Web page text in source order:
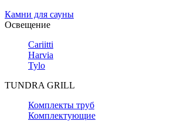
Камни для сауны
Освещение
Cariitti
Harvia
Tylo
TUNDRA GRILL
Комплекты труб
Комплектующие